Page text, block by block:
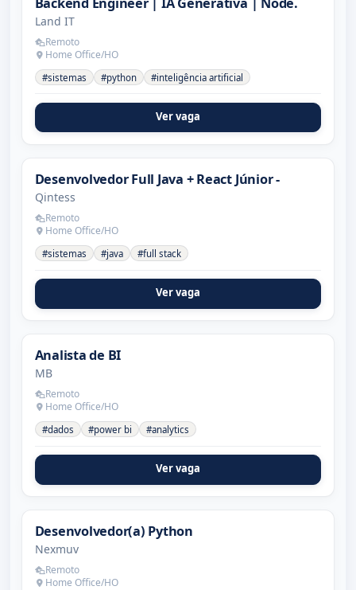
Land IT
Remoto
Home Office/HO
#sistemas #python #inteligência artificial
Ver vaga
Desenvolvedor Full Java + React Júnior -
Qintess
Remoto
Home Office/HO
#sistemas #java #full stack
Ver vaga
Analista de BI
MB
Remoto
Home Office/HO
#dados #power bi #analytics
Ver vaga
Desenvolvedor(a) Python
Nexmuv
Remoto
Home Office/HO